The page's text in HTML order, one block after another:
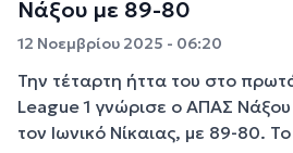
Νάξου με 89-80
12 Νοεμβρίου 2025 - 06:20
Την τέταρτη ήττα του στο
League 1 γνώρισε ο ΑΠΑΣ
τον Ιωνικό Νίκαιας, με 89-80.